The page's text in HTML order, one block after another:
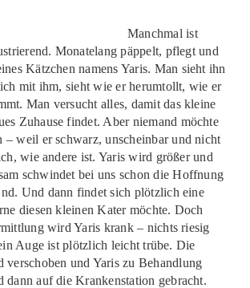
Manchmal ist
Monatelang päppelt, pflegt und
Kätzchen namens Yaris. Man sieht ihn
mit ihm, sieht wie er herumtollt, wie er
Man versucht alles, damit das kleine
Zuhause findet. Aber niemand möchte
– weil er schwarz, unscheinbar und nicht
wie andere ist. Yaris wird größer und
schwindet bei uns schon die Hoffnung
Und dann findet sich plötzlich eine
diesen kleinen Kater möchte. Doch
wird Yaris krank – nichts riesig
Auge ist plötzlich leicht trübe. Die
und Yaris zu Behandlung
dann auf die Krankenstation gebracht.